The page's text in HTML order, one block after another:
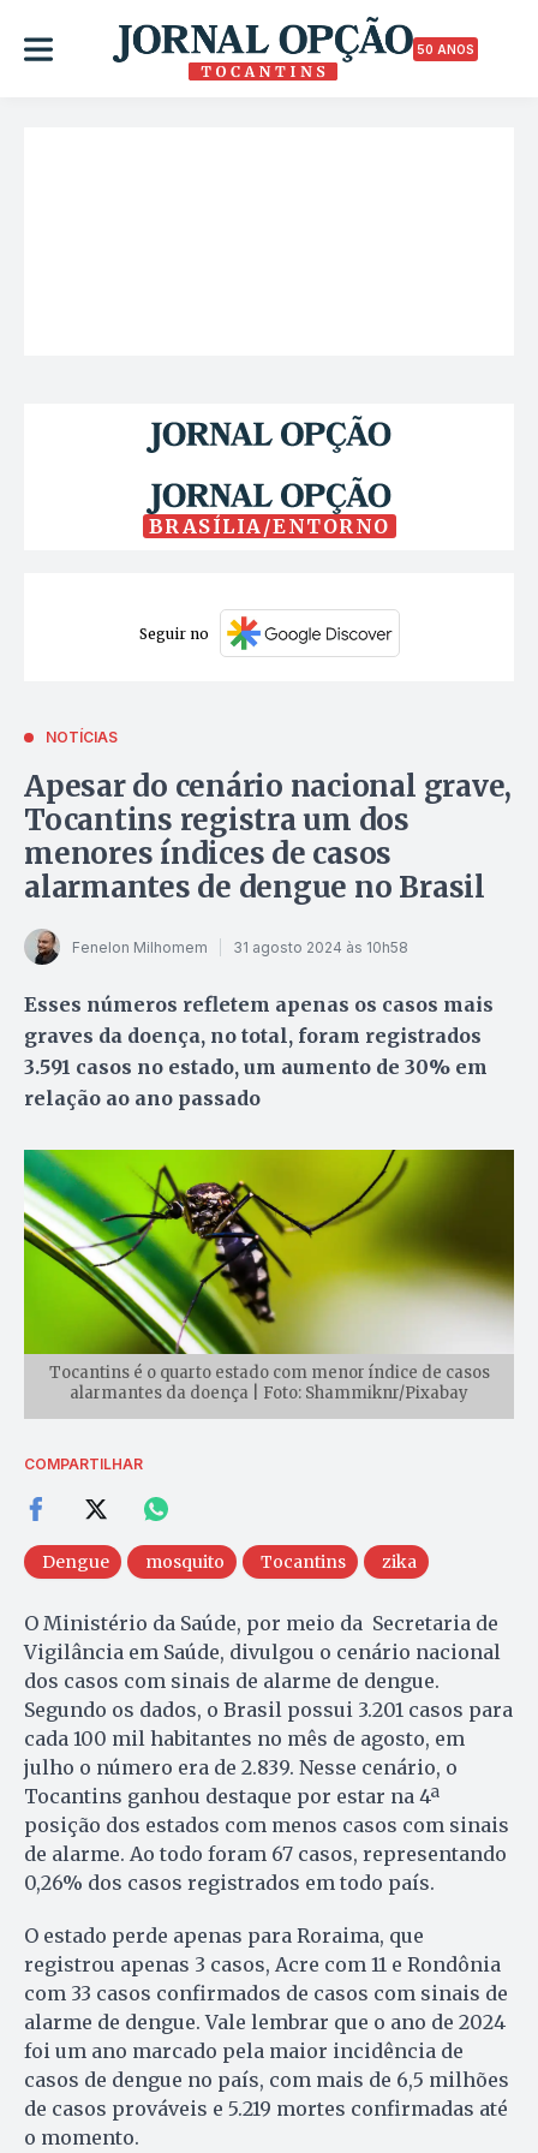
50 ANOS
BRASÍLIA/ENTORNO
Seguir no
NOTÍCIAS
Apesar do cenário nacional grave,
Tocantins registra um dos
menores índices de casos
alarmantes de dengue no Brasil
Fenelon Milhomem 31 agosto 2024 às 10h58
Esses números refletem apenas os casos mais
graves da doença, no total, foram registrados
3.591 casos no estado, um aumento de 30% em
relação ao ano passado
Tocantins é o quarto estado com menor índice de casos
alarmantes da doença | Foto: Shammiknr/Pixabay
COMPARTILHAR
Dengue mosquito Tocantins zika
O Ministério da Saúde, por meio da Secretaria de
Vigilância em Saúde, divulgou o cenário nacional
dos casos com sinais de alarme de dengue.
Segundo os dados, o Brasil possui 3.201 casos para
cada 100 mil habitantes no mês de agosto, em
julho o número era de 2.839. Nesse cenário, o
Tocantins ganhou destaque por estar na 4ª
posição dos estados com menos casos com sinais
de alarme. Ao todo foram 67 casos, representando
0,26% dos casos registrados em todo país.
O estado perde apenas para Roraima, que
registrou apenas 3 casos, Acre com 11 e Rondônia
com 33 casos confirmados de casos com sinais de
alarme de dengue. Vale lembrar que o ano de 2024
foi um ano marcado pela maior incidência de
casos de dengue no país, com mais de 6,5 milhões
de casos prováveis e 5.219 mortes confirmadas até
o momento.